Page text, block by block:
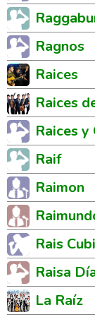
Ragnos
Raices
Raices
Raices
Raif
Raimon
Rais
Raisa
La Raíz